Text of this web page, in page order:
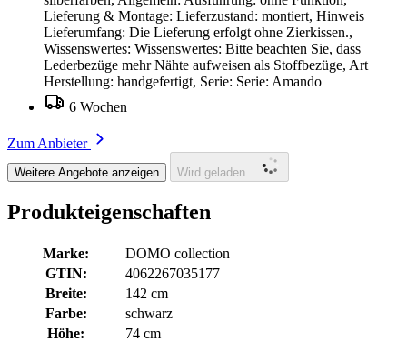
Lieferung & Montage: Lieferzustand: montiert, Hinweis
Lieferumfang: Die Lieferung erfolgt ohne Zierkissen.,
Wissenswertes: Wissenswertes: Bitte beachten Sie, dass
Lederbezüge mehr Nähte aufweisen als Stoffbezüge, Art
Herstellung: handgefertigt, Serie: Serie: Amando
6 Wochen
Zum Anbieter
Weitere Angebote anzeigen Wird geladen...
Produkteigenschaften
Marke:
DOMO collection
GTIN:
4062267035177
Breite:
142 cm
Farbe:
schwarz
Höhe:
74 cm